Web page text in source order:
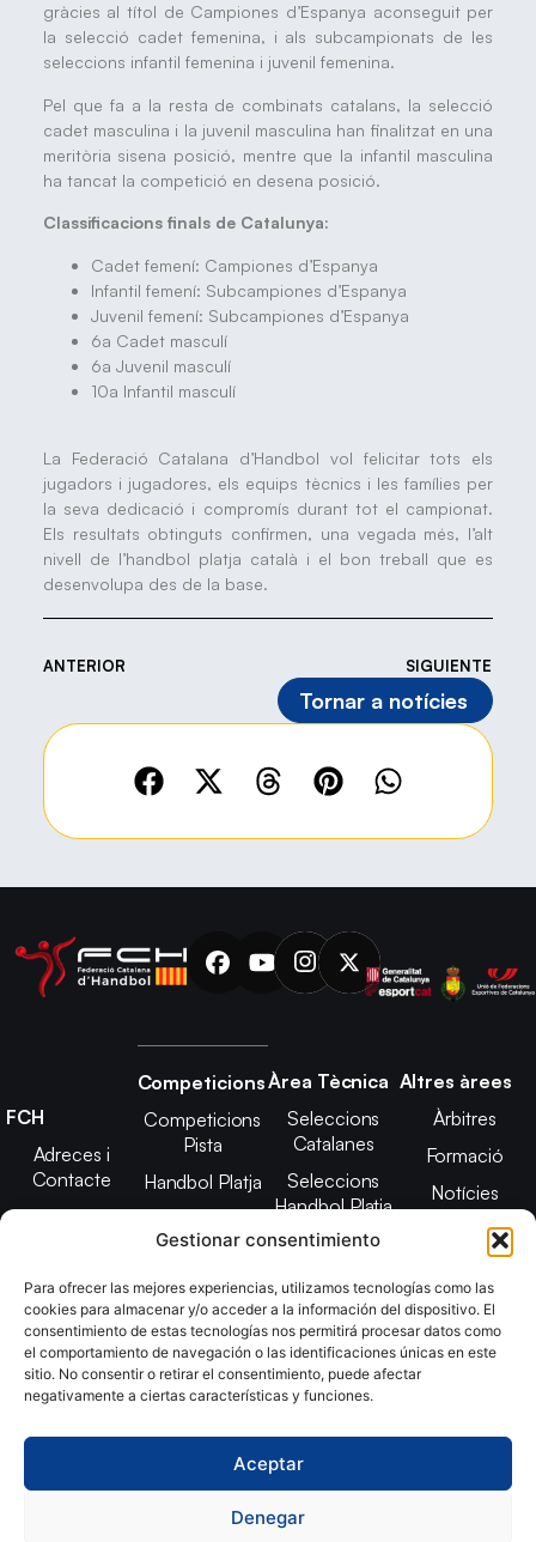
Gestionar consentimiento
Para ofrecer las mejores experiencias, utilizamos tecnologías como las
cookies para almacenar y/o acceder a la información del dispositivo. El
consentimiento de estas tecnologías nos permitirá procesar datos como
el comportamiento de navegación o las identificaciones únicas en este
sitio. No consentir o retirar el consentimiento, puede afectar
negativamente a ciertas características y funciones.
Aceptar
Denegar
gràcies al títol de Campiones d’Espanya aconseguit per
la selecció cadet femenina, i als subcampionats de les
seleccions infantil femenina i juvenil femenina.
Pel que fa a la resta de combinats catalans, la selecció
cadet masculina i la juvenil masculina han finalitzat en una
meritòria sisena posició, mentre que la infantil masculina
ha tancat la competició en desena posició.
Classificacions finals de Catalunya:
Cadet femení: Campiones d’Espanya
Infantil femení: Subcampiones d’Espanya
Juvenil femení: Subcampiones d’Espanya
6a Cadet masculí
6a Juvenil masculí
10a Infantil masculí
La Federació Catalana d’Handbol vol felicitar tots els
jugadors i jugadores, els equips tècnics i les famílies per
la seva dedicació i compromís durant tot el campionat.
Els resultats obtinguts confirmen, una vegada més, l’alt
nivell de l’handbol platja català i el bon treball que es
desenvolupa des de la base.
ANTERIOR SIGUIENTE
Tornar a notícies
FCH
Adreces i
Contacte
Junta Directiva
2025
Estatuts
Transparència
Imatge
Competicions
Competicions
Pista
Handbol Platja
Àrea Tècnica
Seleccions
Catalanes
Seleccions
Handbol Platja
Tecnificació
CATH
Promoció
Altres àrees
Àrbitres
Formació
Notícies
Adreces de
contacte
Copyright © 2024, Federació Catalana d´Handbol. Desarrollado
porTOOOLS